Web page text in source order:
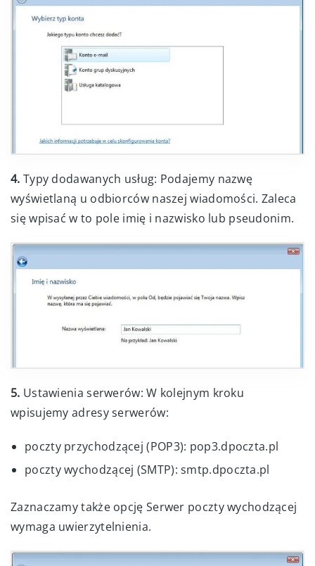
4. Typy dodawanych usług: Podajemy nazwę
wyświetlaną u odbiorców naszej wiadomości. Zaleca
się wpisać w to pole imię i nazwisko lub pseudonim.
5. Ustawienia serwerów: W kolejnym kroku
wpisujemy adresy serwerów:
poczty przychodzącej (POP3): pop3.dpoczta.pl
poczty wychodzącej (SMTP): smtp.dpoczta.pl
Zaznaczamy także opcję Serwer poczty wychodzącej
wymaga uwierzytelnienia.